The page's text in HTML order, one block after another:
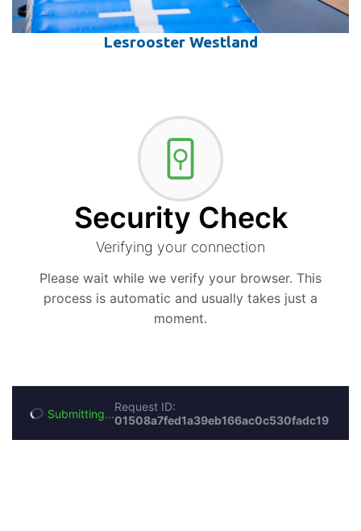
Lesrooster Westland